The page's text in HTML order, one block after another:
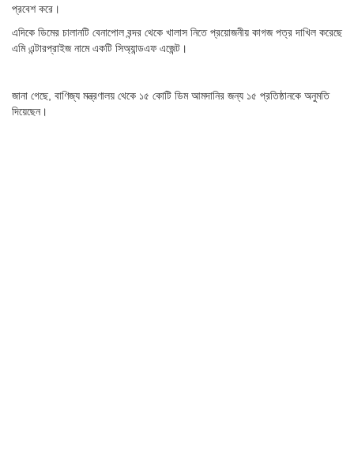
প্রবেশ করে।
এদিকে ডিমের চালানটি বেনাপোল বন্দর থেকে খালাস নিতে প্রয়োজনীয় কাগজ পত্র দাখিল করেছে
এমি এন্টারপ্রাইজ নামে একটি সিঅ্যান্ডএফ এজেন্ট।
জানা গেছে, বাণিজ্য মন্ত্রণালয় থেকে ১৫ কোটি ডিম আমদানির জন্য ১৫ প্রতিষ্ঠানকে অনুমতি
দিয়েছেন।